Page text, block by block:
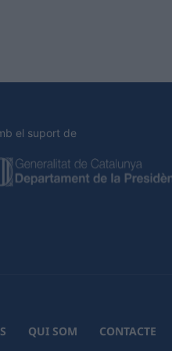
el suport de
QUI SOM CONTACTE